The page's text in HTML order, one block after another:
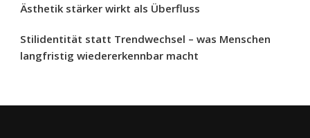
Ästhetik stärker wirkt als Überfluss
Stilidentität statt Trendwechsel – was Menschen
langfristig wiedererkennbar macht